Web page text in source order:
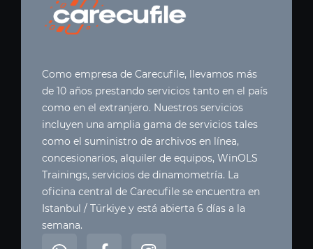
Como empresa de Carecufile, llevamos más
de 10 años prestando servicios tanto en el país
como en el extranjero. Nuestros servicios
incluyen una amplia gama de servicios tales
como el suministro de archivos en línea,
concesionarios, alquiler de equipos, WinOLS
Trainings, servicios de dinamometría. La
oficina central de Carecufile se encuentra en
Istanbul / Türkiye y está abierta 6 días a la
semana.